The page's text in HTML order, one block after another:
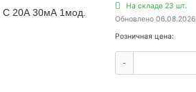
C 20А 30мА 1мод.
На складе 23 шт.
Обновлено 06.08.2026
Розничная цена:
-